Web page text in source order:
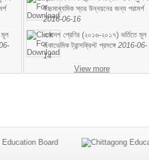
মূল
উচ্চমাধ্যমিক স্তর উন্নয়নের জন্য পরামর্শ
2016-06-16
একাদশ শ্রেণির (২০১৬-২০১৭) ভর্তিতে মূল
একাডেমিক ট্রান্সক্রিপ্ট প্রসঙ্গে 2016-06-
14
View more